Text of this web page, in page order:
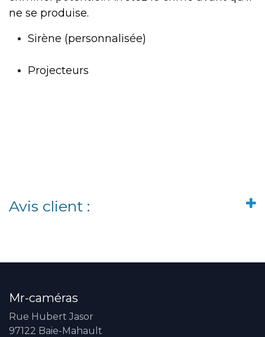
ne se produise.
Sirène (personnalisée)
Projecteurs
Avis client :
Mr-caméras
Rue Hubert Jasor
97122 Baie-Mahault